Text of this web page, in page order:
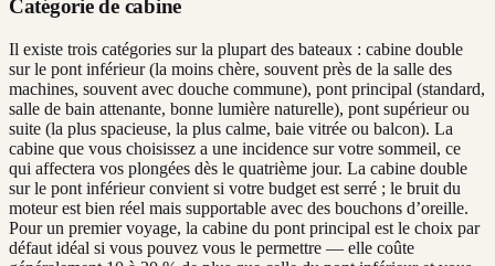
Catégorie de cabine
Il existe trois catégories sur la plupart des bateaux : cabine double
sur le pont inférieur (la moins chère, souvent près de la salle des
machines, souvent avec douche commune), pont principal (standard,
salle de bain attenante, bonne lumière naturelle), pont supérieur ou
suite (la plus spacieuse, la plus calme, baie vitrée ou balcon). La
cabine que vous choisissez a une incidence sur votre sommeil, ce
qui affectera vos plongées dès le quatrième jour. La cabine double
sur le pont inférieur convient si votre budget est serré ; le bruit du
moteur est bien réel mais supportable avec des bouchons d’oreille.
Pour un premier voyage, la cabine du pont principal est le choix par
défaut idéal si vous pouvez vous le permettre — elle coûte